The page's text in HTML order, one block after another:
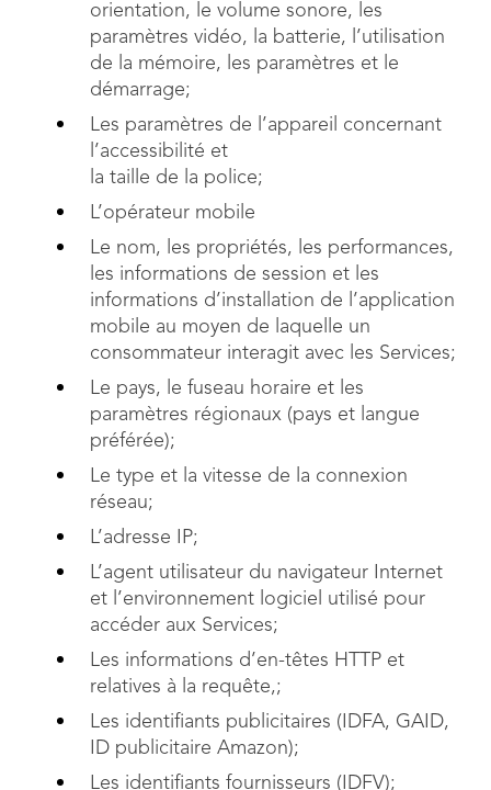
orientation, le volume sonore, les
paramètres vidéo, la batterie, l’utilisation
de la mémoire, les paramètres et le
démarrage;
Les paramètres de l’appareil concernant
l’accessibilité et
la taille de la police;
L’opérateur mobile
Le nom, les propriétés, les performances,
les informations de session et les
informations d’installation de l’application
mobile au moyen de laquelle un
consommateur interagit avec les Services;
Le pays, le fuseau horaire et les
paramètres régionaux (pays et langue
préférée);
Le type et la vitesse de la connexion
réseau;
L’adresse IP;
L’agent utilisateur du navigateur Internet
et l’environnement logiciel utilisé pour
accéder aux Services;
Les informations d’en-têtes HTTP et
relatives à la requête,;
Les identifiants publicitaires (IDFA, GAID,
ID publicitaire Amazon);
Les identifiants fournisseurs (IDFV);